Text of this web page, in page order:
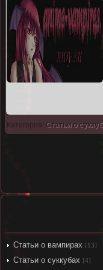
Категория: Статьи о
Статьи о вампирах [13]
Статьи о суккубах [4]